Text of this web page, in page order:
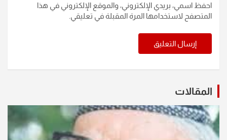
احفظ اسمي، بريدي الإلكتروني، والموقع الإلكتروني في هذا
المتصفح لاستخدامها المرة المقبلة في تعليقي.
المقالات